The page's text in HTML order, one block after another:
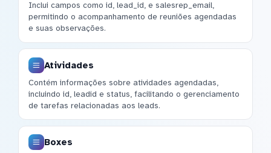
Inclui campos como id, lead_id, e salesrep_email,
permitindo o acompanhamento de reuniões agendadas
e suas observações.
Atividades
Contém informações sobre atividades agendadas,
incluindo id, leadid e status, facilitando o gerenciamento
de tarefas relacionadas aos leads.
Boxes